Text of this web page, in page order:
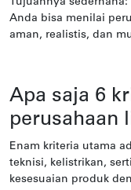
Tujuannya
Anda bisa menilai
aman, realistis, dan
Apa saja 6
perusahaan
Enam kriteria utama
teknisi, kelistrikan,
kesesuaian produk